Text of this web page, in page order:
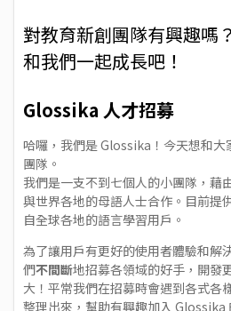
對教育新創團隊有興趣嗎
和我們一起成長吧！
Glossika 人才招募
哈囉，我們是 Glossika！今天想和
團隊。
我們是一支不到七個人的小團隊，藉
與世界各地的母語人士合作。目前提
自全球各地的語言學習用戶。
為了讓用戶有更好的使用者體驗和解
們不間斷地招募各領域的好手，開發
大！平常我們在招募時會遇到各式各
整理出來，幫助有興趣加入 Glossika